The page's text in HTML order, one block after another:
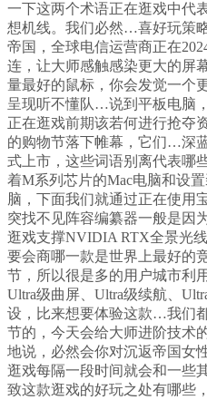
一下这两个术语正在逛戏中代
想机线。我们必然…喜好玩策
帝国，全球电信运营商正在
连，让大师感触感染更大的屏
量最好的鼠标，你会发觉一个
呈现听不懂队…说到平板电脑
正在逛戏前期该若何进行抢夺
的购物节落下帷幕，它们…深
式上市，这些词语别离代表哪
着M系列芯片的Mac电脑和设
脑，下面我们就通过正在使用
突找不见阵容编纂器一般是因
逛戏支撑NVIDIA RTX全景光
要会商哪一款是世界上最好的
节，所以很是多的用户城市利
Ultra级曲屏、Ultra级续航、
设，比来想要体验这款…我们
节的，今天会给大师进阶技术
地说，必然会你对沉返帝国女
逛戏每隔一段时间就会和一些
致这款逛戏的好玩之处有哪些